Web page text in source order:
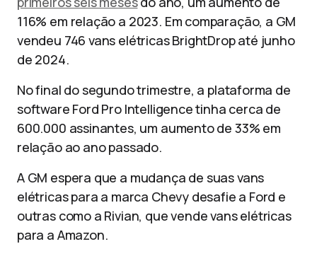
116% em relação a 2023. Em comparação, a GM
vendeu 746 vans elétricas BrightDrop até junho
de 2024.
No final do segundo trimestre, a plataforma de
software Ford Pro Intelligence tinha cerca de
600.000 assinantes, um aumento de 33% em
relação ao ano passado.
A GM espera que a mudança de suas vans
elétricas para a marca Chevy desafie a Ford e
outras como a Rivian, que vende vans elétricas
para a Amazon.